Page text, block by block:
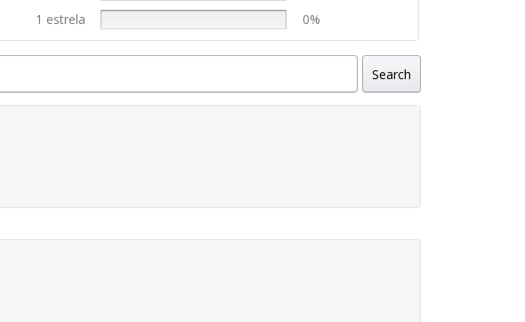
1 estrela
0%
Search